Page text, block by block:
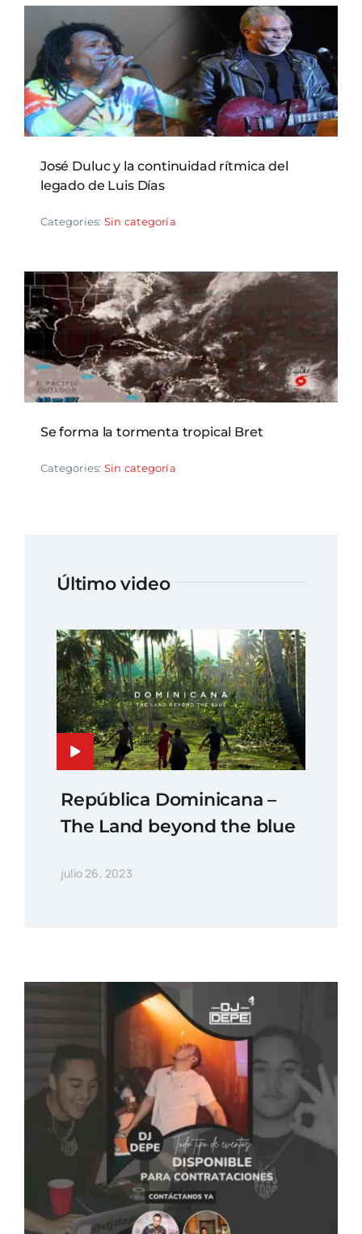
José Duluc y la continuidad rítmica del
legado de Luis Días
Categories: Sin categoría
Se forma la tormenta tropical Bret
Categories: Sin categoría
Último video
República Dominicana –
The Land beyond the blue
julio 26, 2023